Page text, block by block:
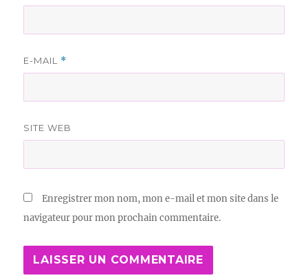
E-MAIL *
SITE WEB
Enregistrer mon nom, mon e-mail et mon site dans le
navigateur pour mon prochain commentaire.